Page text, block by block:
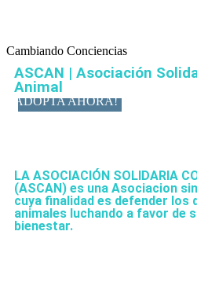
Cambiando Conciencias
ASCAN | Asociación
Animal
ADOPTA AHORA!
LA ASOCIACIÓN SOLIDARIA
(ASCAN) es una Asociacion
cuya finalidad es defender los
animales luchando a favor de
bienestar.